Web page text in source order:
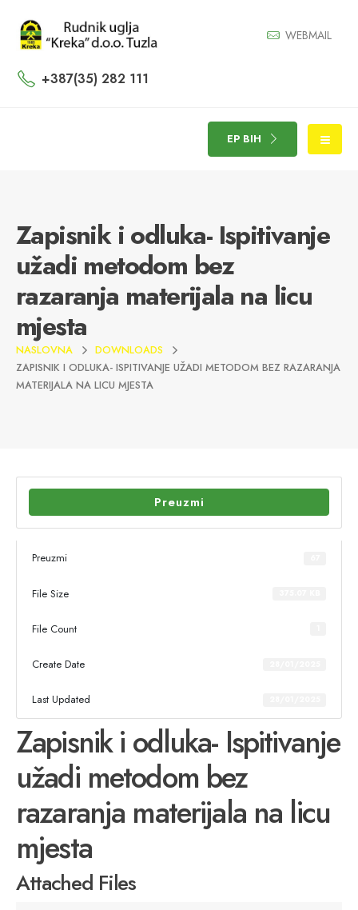
WEBMAIL
+387(35) 282 111
EP BIH
Zapisnik i odluka- Ispitivanje
užadi metodom bez
razaranja materijala na licu
mjesta
NASLOVNA
DOWNLOADS
ZAPISNIK I ODLUKA- ISPITIVANJE UŽADI METODOM BEZ RAZARANJA
MATERIJALA NA LICU MJESTA
Preuzmi
Preuzmi
File Size
File Count
Create Date
Last Updated
Zapisnik i odluka- Ispitivanje
užadi metodom bez
razaranja materijala na licu
mjesta
Attached Files